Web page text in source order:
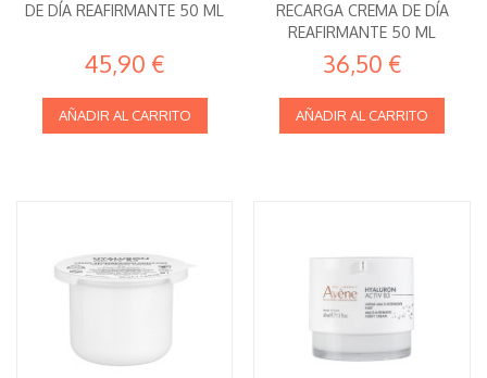
DE DÍA REAFIRMANTE 50 ML
45,90 €
AÑADIR AL CARRITO
RECARGA CREMA DE DÍA
REAFIRMANTE 50 ML
36,50 €
AÑADIR AL CARRITO